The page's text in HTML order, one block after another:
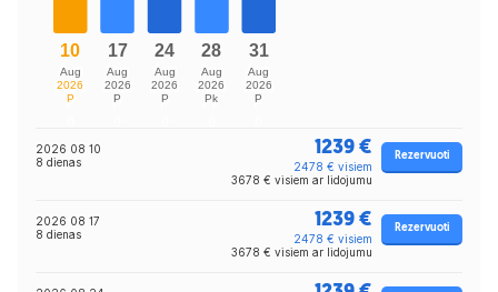
2026 08 10
8 dienas
1239 €
2478 € visiem
3678 € visiem ar lidojumu
Rezervuoti
2026 08 17
8 dienas
1239 €
2478 € visiem
3678 € visiem ar lidojumu
Rezervuoti